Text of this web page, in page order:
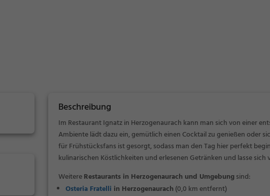
Beschreibung
Im Restaurant Ignatz in Herzogenaurach kann man sich von einer
Ambiente lädt dazu ein, gemütlich einen Cocktail zu genießen oder
für Frühstücksfans ist gesorgt, sodass man den Tag hier perfekt
kulinarischen Köstlichkeiten und erlesenen Getränken und lasse
WeitereRestaurants in Herzogenaurach und Umgebungsind:
Osteria Fratelli in Herzogenaurach (0,0 km entfernt)